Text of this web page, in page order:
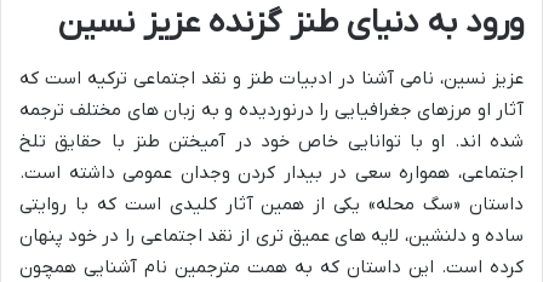
ورود به دنیای طنز گزنده عزیز نسین
عزیز نسین، نامی آشنا در ادبیات طنز و نقد اجتماعی ترکیه است که
آثار او مرزهای جغرافیایی را درنوردیده و به زبان های مختلف ترجمه
شده اند. او با توانایی خاص خود در آمیختن طنز با حقایق تلخ
اجتماعی، همواره سعی در بیدار کردن وجدان عمومی داشته است.
داستان «سگ محله» یکی از همین آثار کلیدی است که با روایتی
ساده و دلنشین، لایه های عمیق تری از نقد اجتماعی را در خود پنهان
کرده است. این داستان که به همت مترجمین نام آشنایی همچون